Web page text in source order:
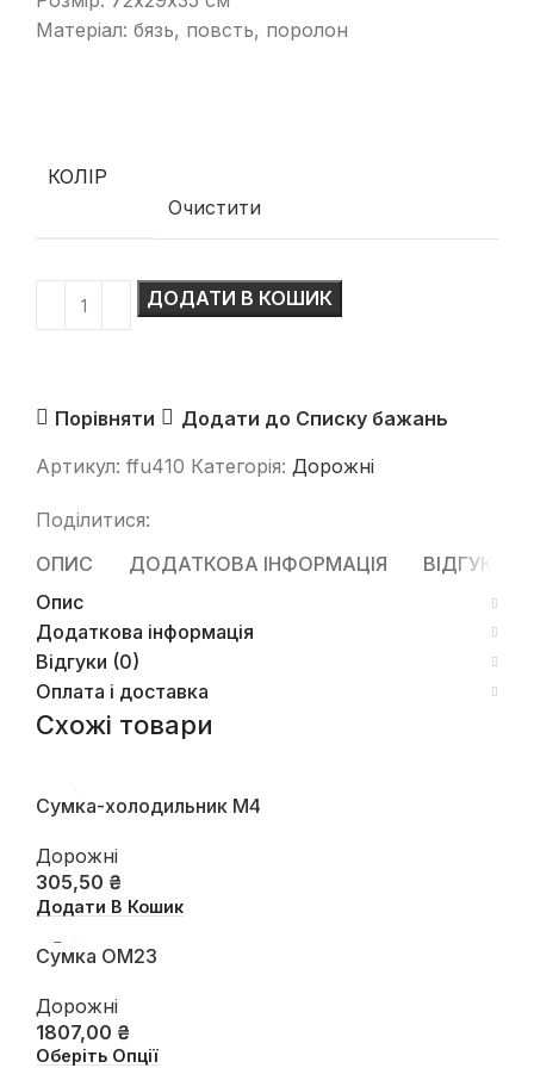
Матеріал: бязь, повсть, поролон
КОЛІР
Очистити
ДОДАТИ В КОШИК
Порівняти Додати до Списку бажань
Артикул: ffu410 Категорія: Дорожні
Поділитися:
ОПИС
ДОДАТКОВА ІНФОРМАЦІЯ
ВІДГУКИ
Опис
Додаткова інформація
Відгуки (0)
Оплата і доставка
Схожі товари
Сумка-холодильник М4
Дорожні
305,50 ₴
Додати В Кошик
Сумка ОМ23
Дорожні
1807,00 ₴
Оберіть Опції